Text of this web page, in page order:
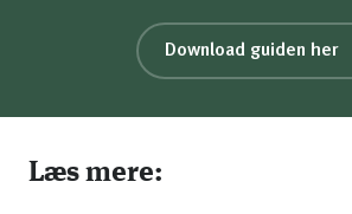
Download guiden her
Læs mere: